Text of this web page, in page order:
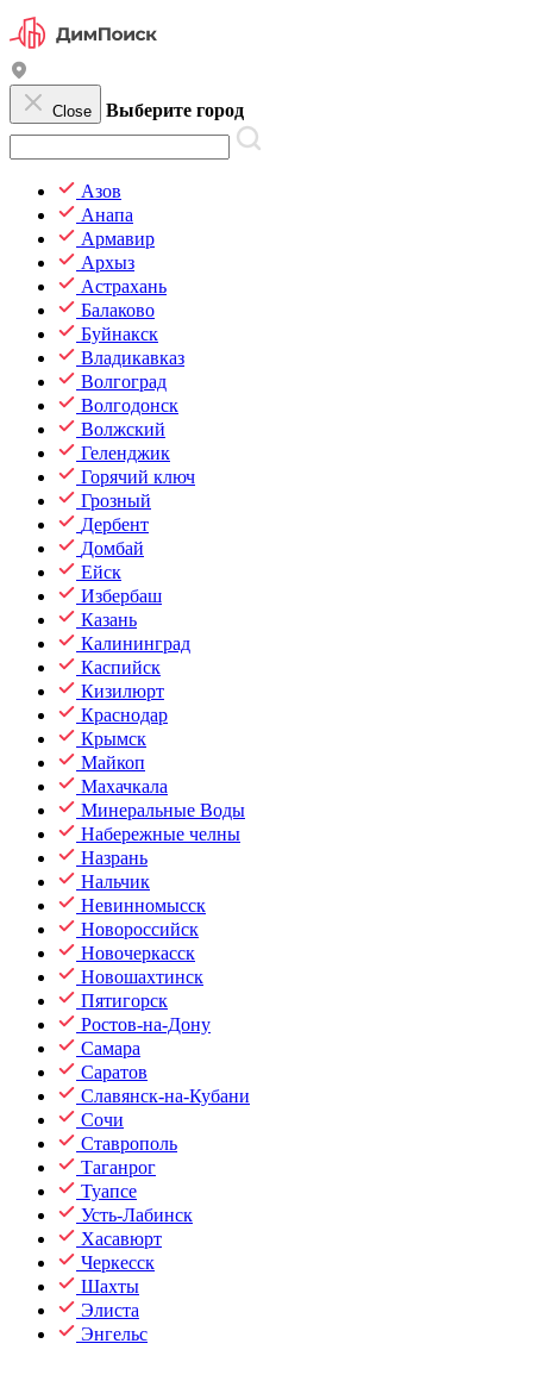
Close Выберите город
Азов
Анапа
Армавир
Архыз
Астрахань
Балаково
Буйнакск
Владикавказ
Волгоград
Волгодонск
Волжский
Геленджик
Горячий ключ
Грозный
Дербент
Домбай
Ейск
Избербаш
Казань
Калининград
Каспийск
Кизилюрт
Краснодар
Крымск
Майкоп
Махачкала
Минеральные Воды
Набережные челны
Назрань
Нальчик
Невинномысск
Новороссийск
Новочеркасск
Новошахтинск
Пятигорск
Ростов-на-Дону
Самара
Саратов
Славянск-на-Кубани
Сочи
Ставрополь
Таганрог
Туапсе
Усть-Лабинск
Хасавюрт
Черкесск
Шахты
Элиста
Энгельс